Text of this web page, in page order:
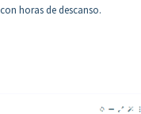
horas de descanso.